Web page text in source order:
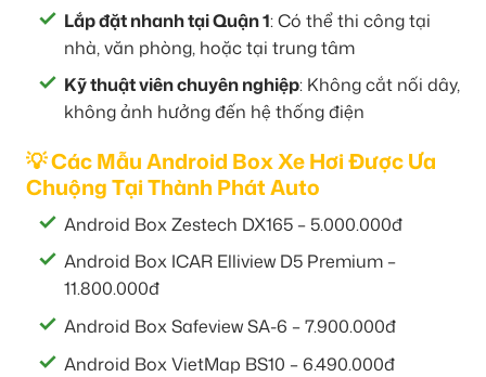
Lắp đặt nhanh tại Quận 1: Có thể thi công tại
nhà, văn phòng, hoặc tại trung tâm
Kỹ thuật viên chuyên nghiệp: Không cắt nối dây,
không ảnh hưởng đến hệ thống điện
💡 Các Mẫu Android Box Xe Hơi Được Ưa
Chuộng Tại Thành Phát Auto
Android Box Zestech DX165 – 5.000.000đ
Android Box ICAR Elliview D5 Premium –
11.800.000đ
Android Box Safeview SA-6 – 7.900.000đ
Android Box VietMap BS10 – 6.490.000đ